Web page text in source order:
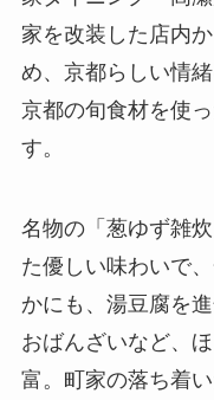
家を改装した店内
め、京都らしい情
京都の旬食材を使
す。
名物の「葱ゆず雑
た優しい味わいで
かにも、湯豆腐を
おばんざいなど、
富。町家の落ち着